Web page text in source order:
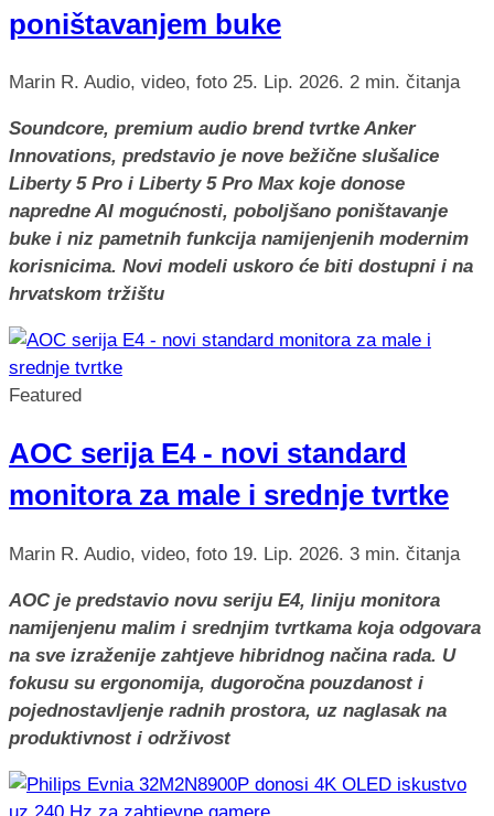
poništavanjem buke
Marin R. Audio, video, foto 25. Lip. 2026. 2 min. čitanja
Soundcore, premium audio brend tvrtke Anker
Innovations, predstavio je nove bežične slušalice
Liberty 5 Pro i Liberty 5 Pro Max koje donose
napredne AI mogućnosti, poboljšano poništavanje
buke i niz pametnih funkcija namijenjenih modernim
korisnicima. Novi modeli uskoro će biti dostupni i na
hrvatskom tržištu
Featured
AOC serija E4 - novi standard
monitora za male i srednje tvrtke
Marin R. Audio, video, foto 19. Lip. 2026. 3 min. čitanja
AOC je predstavio novu seriju E4, liniju monitora
namijenjenu malim i srednjim tvrtkama koja odgovara
na sve izraženije zahtjeve hibridnog načina rada. U
fokusu su ergonomija, dugoročna pouzdanost i
pojednostavljenje radnih prostora, uz naglasak na
produktivnost i održivost